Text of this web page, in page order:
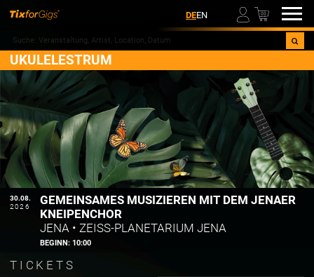
DEEN 00
UKULELESTRUM
30.08.
2026
GEMEINSAMES MUSIZIEREN MIT DEM JENAER
KNEIPENCHOR
JENA • ZEISS-PLANETARIUM JENA
BEGINN:10:00
TICKETS